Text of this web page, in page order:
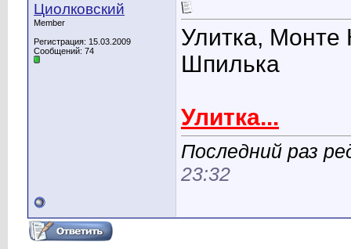
Циолковский
Member
Регистрация: 15.03.2009
Сообщений: 74
Улитка,
Шпилька
Улитка...
Последний раз
23:32